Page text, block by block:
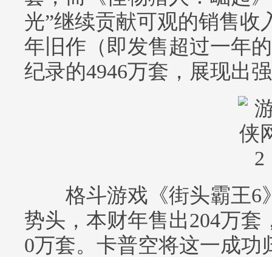
光”继续贡献可观的销售收
年旧作（即发售超过一年
纪录的4946万套，展现出
格斗游戏《街头霸王6
势头，本财年售出204万
0万套。卡普空将这一成